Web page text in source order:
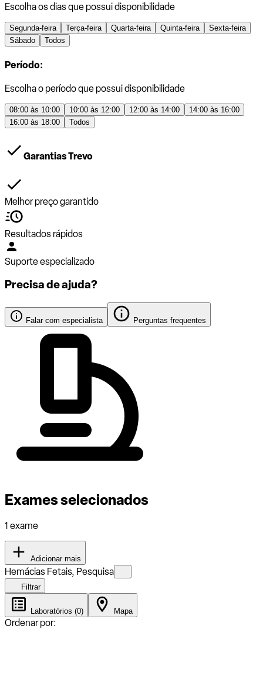
Escolha os dias que possui disponibilidade
Segunda-feira Terça-feira Quarta-feira Quinta-feira
Sexta-feira
Sábado
Todos
Período:
Escolha o período que possui disponibilidade
08:00 às 10:00 10:00 às 12:00 12:00 às 14:00
14:00 às 16:00
16:00 às 18:00
Todos
Garantias Trevo
Melhor preço garantido
Resultados rápidos
Suporte especializado
Precisa de ajuda?
Falar com especialista Perguntas frequentes
Exames selecionados
1 exame
Adicionar mais
Hemácias Fetais, Pesquisa
Filtrar
Laboratórios (0) Mapa
Ordenar por: